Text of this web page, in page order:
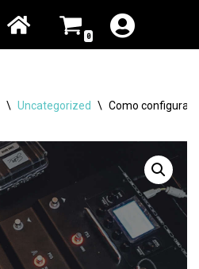
0
\ Uncategorized \ Como configurar